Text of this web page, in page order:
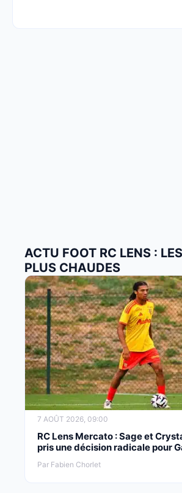
ACTU FOOT RC LENS :
PLUS CHAUDES
7 AOÛT 2026, 09:00
RC Lens Mercato : Sage et
pris une décision radicale pour
Par Fabien Chorlet